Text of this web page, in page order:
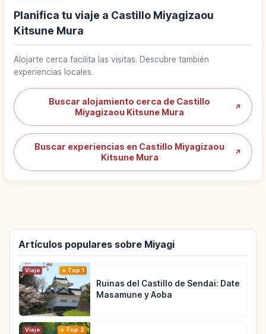
Planifica tu viaje a Castillo Miyagizaou
Kitsune Mura
Alojarte cerca facilita las visitas. Descubre también
experiencias locales.
Buscar alojamiento cerca de Castillo
Miyagizaou Kitsune Mura
↗
Buscar experiencias en Castillo Miyagizaou
Kitsune Mura
↗
Artículos populares sobre Miyagi
Viaje Top 1
Ruinas del Castillo de Sendai: Date
Masamune y Aoba
Viaje Top 2